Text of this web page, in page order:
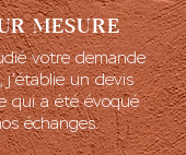
votre demande
un devis
qui a été évoqué
échanges.
MESURE